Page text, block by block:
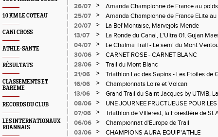
10 KM LE COTEAU
CANI CROSS
ATHLE-SANTE
RÉSULTATS
CLASSEMENTS ET
BAREME
RECORDS DU CLUB
LES INTERNATIONAUX
ROANNAIS
Verticale d'Orcières, St Augustin
26/07 >
Amanda Championne de France au poids
25/07
>
Amanda Championne de France ELite
20/07
>
La Bel'Montaise, Marvejols-Mende
13/07
>
La Ronde du Canal, L'Ultra 01, Gujan
04/07
>
Le Chalma Trail - Le semi du Mont
Cublize - Les Passerelles de Monteynard
Pralognon La Vanoise
30/06 >
CARNET ROSE - CARNET BLANC
28/06
>
Trail du Mont Blanc
21/06
>
Triathlon Lac des Sapins - Les Etoiles de
16/06
>
Championnats Loire et Volcan
13/06
>
Grand Trail du Saint Jacques by UTMB,
d'Andrézieux-Bouthéon
08/06 >
UNE JOURNEE FRUCTUEUSE POUR
CHAMPIONNATS DE LA LOIRE A
07/06 >
Triathlon de Villerest, la Forestière de St
Circuit de la Sure, Tour du Pays Roannais
06/06 >
Championnat d'Europe de Trail
03/06
>
CHAMPIONS AURA EQUIP'ATHLE